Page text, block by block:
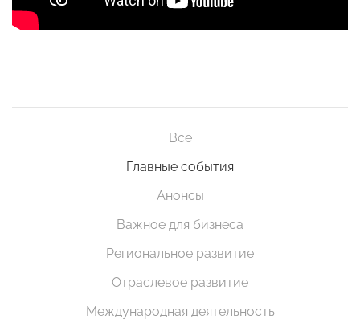
Все
Главные события
Анонсы
Важное для бизнеса
Региональное развитие
Отраслевое развитие
Международная деятельность